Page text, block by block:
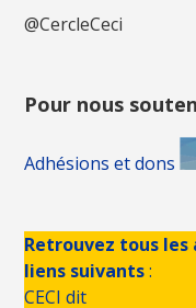
@CercleCeci
Pour nous
Adhésions et dons
Retrouvez tous
liens suivants:
CECI dit